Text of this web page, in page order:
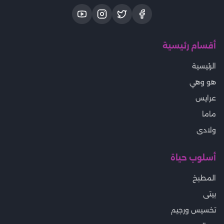
أقسام رئيسية
الرئيسية
هو وهي
عرايس
ماما
ولادى
أسلوب حياة
المطبخ
بيتى
تخسيس ورجيم